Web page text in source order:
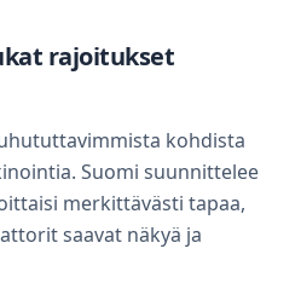
rajoitukset
kohdista
Suomi suunnittelee
merkittävästi tapaa,
saavat näkyä ja